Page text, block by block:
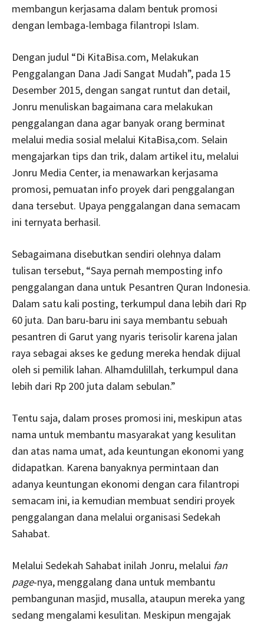
membangun kerjasama dalam bentuk promosi
dengan lembaga-lembaga filantropi Islam.
Dengan judul “Di KitaBisa.com, Melakukan
Penggalangan Dana Jadi Sangat Mudah”, pada 15
Desember 2015, dengan sangat runtut dan detail,
Jonru menuliskan bagaimana cara melakukan
penggalangan dana agar banyak orang berminat
melalui media sosial melalui KitaBisa,com. Selain
mengajarkan tips dan trik, dalam artikel itu, melalui
Jonru Media Center, ia menawarkan kerjasama
promosi, pemuatan info proyek dari penggalangan
dana tersebut. Upaya penggalangan dana semacam
ini ternyata berhasil.
Sebagaimana disebutkan sendiri olehnya dalam
tulisan tersebut, “Saya pernah memposting info
penggalangan dana untuk Pesantren Quran Indonesia.
Dalam satu kali posting, terkumpul dana lebih dari Rp
60 juta. Dan baru-baru ini saya membantu sebuah
pesantren di Garut yang nyaris terisolir karena jalan
raya sebagai akses ke gedung mereka hendak dijual
oleh si pemilik lahan. Alhamdulillah, terkumpul dana
lebih dari Rp 200 juta dalam sebulan.”
Tentu saja, dalam proses promosi ini, meskipun atas
nama untuk membantu masyarakat yang kesulitan
dan atas nama umat, ada keuntungan ekonomi yang
didapatkan. Karena banyaknya permintaan dan
adanya keuntungan ekonomi dengan cara filantropi
semacam ini, ia kemudian membuat sendiri proyek
penggalangan dana melalui organisasi Sedekah
Sahabat.
Melalui Sedekah Sahabat inilah Jonru, melalui fan
page-nya, menggalang dana untuk membantu
pembangunan masjid, musalla, ataupun mereka yang
sedang mengalami kesulitan. Meskipun mengajak